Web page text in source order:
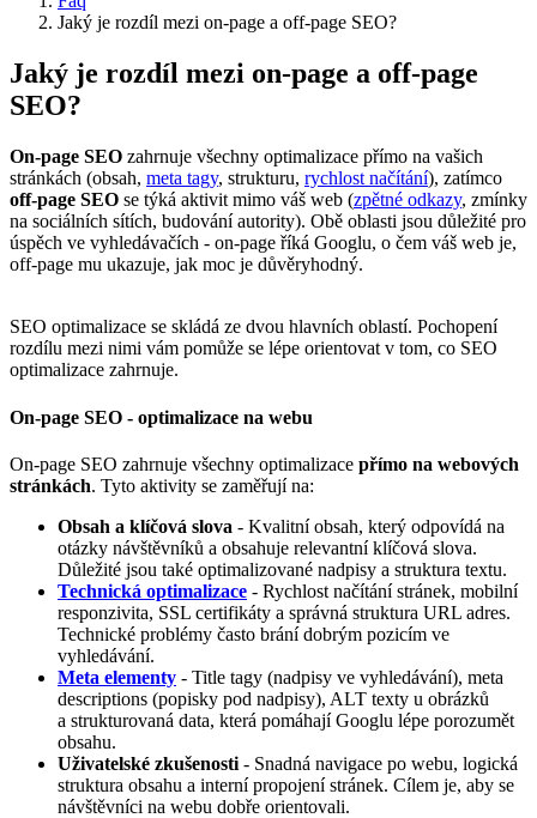
Jaký je rozdíl mezi on-page a off-page SEO?
Jaký je rozdíl mezi on-page a off-page
SEO?
On-page SEO zahrnuje všechny optimalizace přímo na vašich
stránkách (obsah, meta tagy, strukturu, rychlost načítání), zatímco
off-page SEO se týká aktivit mimo váš web (zpětné odkazy, zmínky
na sociálních sítích, budování autority). Obě oblasti jsou důležité pro
úspěch ve vyhledávačích - on-page říká Googlu, o čem váš web je,
off-page mu ukazuje, jak moc je důvěryhodný.
SEO optimalizace se skládá ze dvou hlavních oblastí. Pochopení
rozdílu mezi nimi vám pomůže se lépe orientovat v tom, co SEO
optimalizace zahrnuje.
On-page SEO - optimalizace na webu
On-page SEO zahrnuje všechny optimalizace přímo na webových
stránkách. Tyto aktivity se zaměřují na:
Obsah a klíčová slova - Kvalitní obsah, který odpovídá na
otázky návštěvníků a obsahuje relevantní klíčová slova.
Důležité jsou také optimalizované nadpisy a struktura textu.
Technická optimalizace - Rychlost načítání stránek, mobilní
responzivita, SSL certifikáty a správná struktura URL adres.
Technické problémy často brání dobrým pozicím ve
vyhledávání.
Meta elementy - Title tagy (nadpisy ve vyhledávání), meta
descriptions (popisky pod nadpisy), ALT texty u obrázků
a strukturovaná data, která pomáhají Googlu lépe porozumět
obsahu.
Uživatelské zkušenosti - Snadná navigace po webu, logická
struktura obsahu a interní propojení stránek. Cílem je, aby se
návštěvníci na webu dobře orientovali.